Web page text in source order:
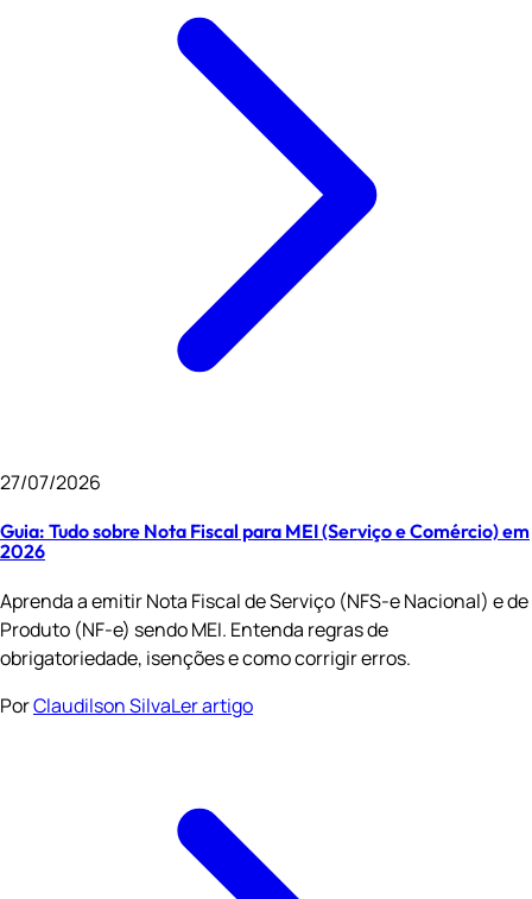
27/07/2026
Guia: Tudo sobre Nota Fiscal para MEI (Serviço e Comércio) em
2026
Aprenda a emitir Nota Fiscal de Serviço (NFS-e Nacional) e de
Produto (NF-e) sendo MEI. Entenda regras de
obrigatoriedade, isenções e como corrigir erros.
PorClaudilson SilvaLer artigo